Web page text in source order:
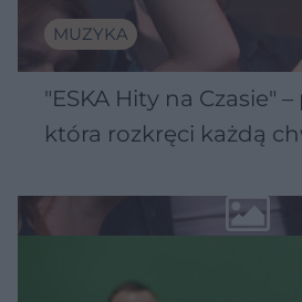
MUZYKA
"ESKA Hity na Czasie"
która rozkręci każdą